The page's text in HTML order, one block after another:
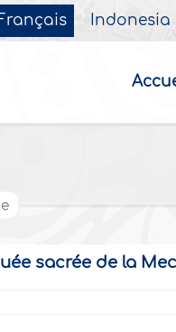
Indonesia
sacrée de la